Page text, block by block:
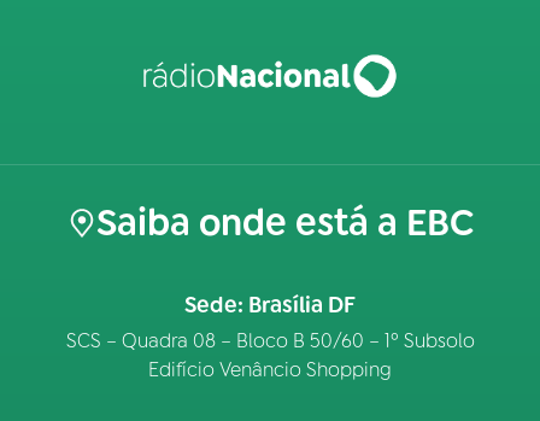
Saiba onde está a EBC
Sede: Brasília DF
SCS – Quadra 08 – Bloco B 50/60 – 1º Subsolo
Edifício Venâncio Shopping